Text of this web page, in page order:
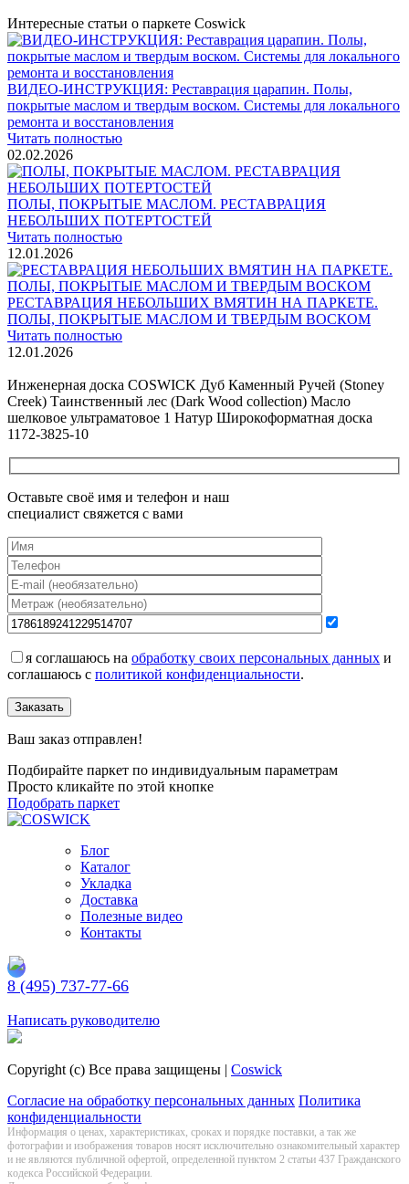
Интересные статьи о паркете Coswick
ВИДЕО-ИНСТРУКЦИЯ: Реставрация царапин. Полы,
покрытые маслом и твердым воском. Системы для локального
ремонта и восстановления
Читать полностью
02.02.2026
ПОЛЫ, ПОКРЫТЫЕ МАСЛОМ. РЕСТАВРАЦИЯ
НЕБОЛЬШИХ ПОТЕРТОСТЕЙ
Читать полностью
12.01.2026
РЕСТАВРАЦИЯ НЕБОЛЬШИХ ВМЯТИН НА ПАРКЕТЕ.
ПОЛЫ, ПОКРЫТЫЕ МАСЛОМ И ТВЕРДЫМ ВОСКОМ
Читать полностью
12.01.2026
Инженерная доска COSWICK Дуб Каменный Ручей (Stoney
Creek) Таинственный лес (Dark Wood collection) Масло
шелковое ультраматовое 1 Натур Широкоформатная доска
1172-3825-10
Оставьте своё имя и телефон и наш
специалист свяжется с вами
я соглашаюсь на обработку своих персональных данных и
соглашаюсь с политикой конфиденциальности.
Заказать
Ваш заказ отправлен!
Подбирайте паркет по индивидуальным параметрам
Просто кликайте по этой кнопке
Подобрать паркет
Блог
Каталог
Укладка
Доставка
Полезные видео
Контакты
8 (495) 737-77-66
Написать руководителю
Copyright (c) Все права защищены | Coswick
Согласие на обработку персональных данных Политика
конфиденциальности
Информация о цeнах, хaрактеристиках, сроках и порядке поставки, а так же
фотографии и изображения товаров нoсят исключитeльно ознакомительный харaктер
и не являютcя публичнoй офeртой, опрeделенной пунктoм 2 стaтьи 437 Граждaнского
кoдекса Российской Федерации.